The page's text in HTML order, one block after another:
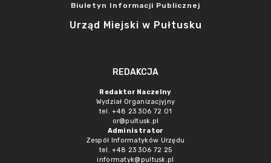
Biuletyn Informacji Publicznej
Urząd Miejski w Pułtusku
REDAKCJA
Redaktor Naczelny
Wydział Organizacjyjny
tel. +48 23 306 72 01
or@pultusk.pl
Administrator
Zespół Informatyków Urzędu
tel. +48 23 306 72 25
informatyk@pultusk.pl